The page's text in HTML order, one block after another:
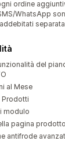
ordine
WhatsApp
del
al Mese
Prodotti
modulo
pagina prodotto
antifrode